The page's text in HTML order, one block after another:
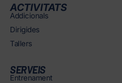
ACTIVITATS
Addicionals
Dirigides
Tallers
SERVEIS
Entrenament